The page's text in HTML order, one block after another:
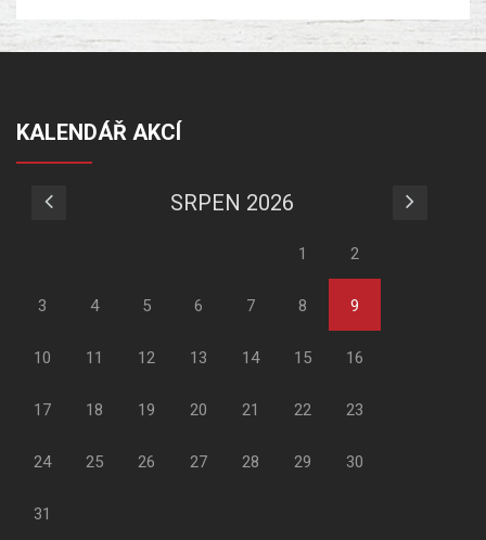
KALENDÁŘ AKCÍ
SRPEN 2026
1 2
3 4 5 6 7 8 9
10 11 12 13 14 15 16
17 18 19 20 21 22 23
24 25 26 27 28 29 30
31